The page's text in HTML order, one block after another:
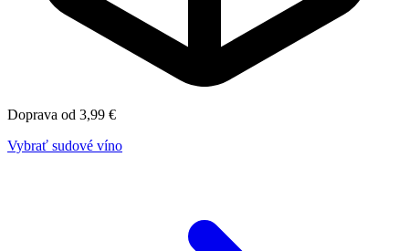
Doprava od 3,99 €
Vybrať sudové víno